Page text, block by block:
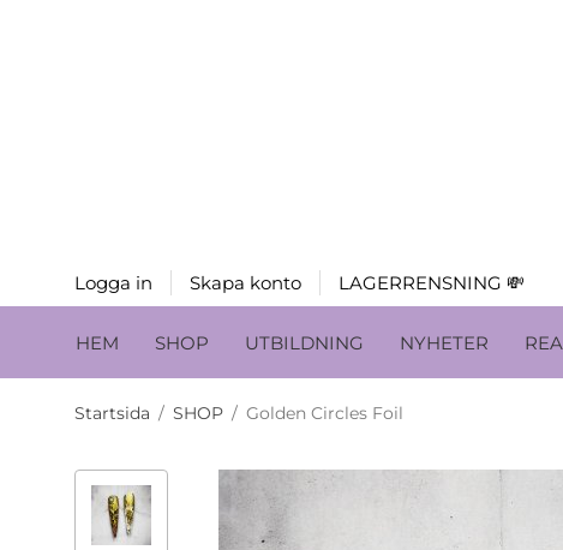
Logga in Skapa konto LAGERRENSNING 💸
HEM SHOP UTBILDNING NYHETER REA
Startsida / SHOP / Golden Circles Foil